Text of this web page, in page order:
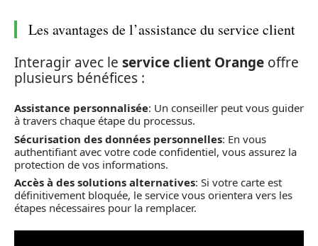
Les avantages de l’assistance du service client
Interagir avec le service client Orange offre
plusieurs bénéfices :
Assistance personnalisée: Un conseiller peut vous guider
à travers chaque étape du processus.
Sécurisation des données personnelles: En vous
authentifiant avec votre code confidentiel, vous assurez la
protection de vos informations.
Accès à des solutions alternatives: Si votre carte est
définitivement bloquée, le service vous orientera vers les
étapes nécessaires pour la remplacer.